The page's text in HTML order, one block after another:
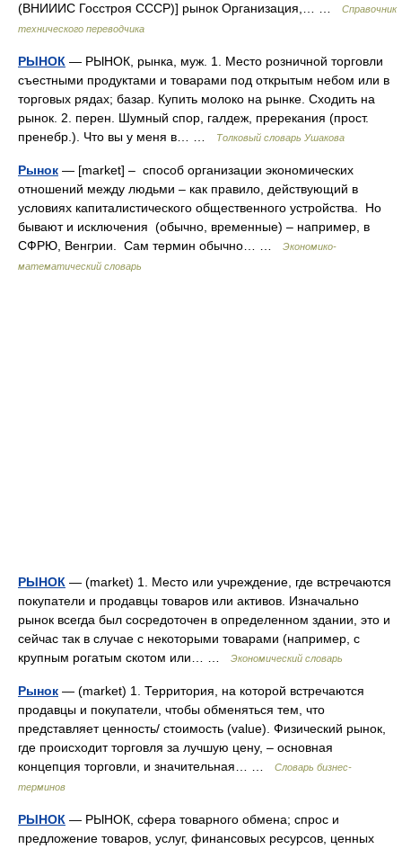
(ВНИИИС Госстроя СССР)] рынок Организация,… …
Справочник
технического переводчика
РЫНОК — РЫНОК, рынка, муж. 1. Место розничной торговли
съестными продуктами и товарами под открытым небом или в
торговых рядах; базар. Купить молоко на рынке. Сходить на
рынок. 2. перен. Шумный спор, галдеж, пререкания (прост.
пренебр.). Что вы у меня в… …
Толковый словарь Ушакова
Рынок — [market] – способ организации экономических
отношений между людьми – как правило, действующий в
условиях капиталистического общественного устройства. Но
бывают и исключения (обычно, временные) – например, в
СФРЮ, Венгрии. Сам термин обычно… …
Экономико-
математический словарь
РЫНОК — (market) 1. Место или учреждение, где встречаются
покупатели и продавцы товаров или активов. Изначально
рынок всегда был сосредоточен в определенном здании, это и
сейчас так в случае с некоторыми товарами (например, с
крупным рогатым скотом или… …
Экономический словарь
Рынок — (market) 1. Территория, на которой встречаются
продавцы и покупатели, чтобы обменяться тем, что
представляет ценность/ стоимость (value). Физический рынок,
где происходит торговля за лучшую цену, – основная
концепция торговли, и значительная… …
Словарь бизнес-
терминов
РЫНОК — РЫНОК, сфера товарного обмена; спрос и
предложение товаров, услуг, финансовых ресурсов, ценных